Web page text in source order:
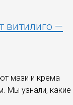
витилиго —
мази и крема
Мы узнали, какие